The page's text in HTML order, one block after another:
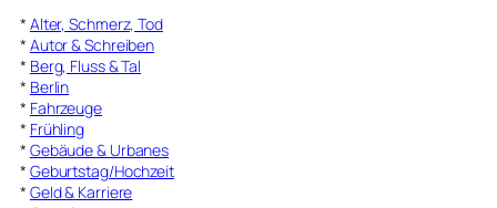
* Alter, Schmerz, Tod
* Autor & Schreiben
* Berg, Fluss & Tal
* Berlin
* Fahrzeuge
* Frühling
* Gebäude & Urbanes
* Geburtstag/Hochzeit
* Geld & Karriere